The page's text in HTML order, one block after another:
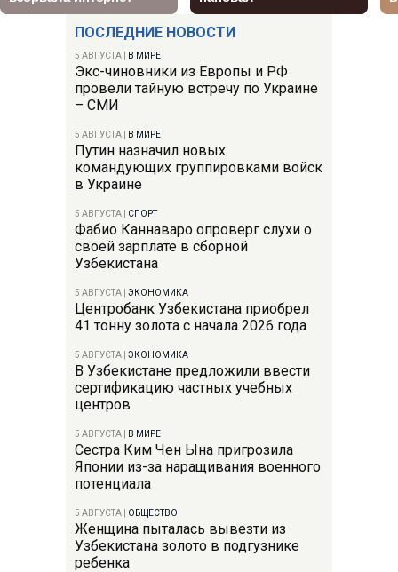
ПОСЛЕДНИЕ НОВОСТИ
5 АВГУСТА В МИРЕ
Экс-чиновники из Европы и РФ
провели тайную встречу по Украине
– СМИ
5 АВГУСТА В МИРЕ
Путин назначил новых
командующих группировками войск
в Украине
5 АВГУСТА СПОРТ
Фабио Каннаваро опроверг слухи о
своей зарплате в сборной
Узбекистана
5 АВГУСТА ЭКОНОМИКА
Центробанк Узбекистана приобрел
41 тонну золота с начала 2026 года
5 АВГУСТА ЭКОНОМИКА
В Узбекистане предложили ввести
сертификацию частных учебных
центров
5 АВГУСТА В МИРЕ
Сестра Ким Чен Ына пригрозила
Японии из-за наращивания военного
потенциала
5 АВГУСТА ОБЩЕСТВО
Женщина пыталась вывезти из
Узбекистана золото в подгузнике
ребенка